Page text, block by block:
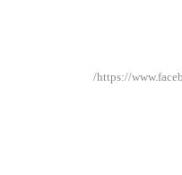
https://www.facebook.com/aisanet.nl/videos/485709725378827/